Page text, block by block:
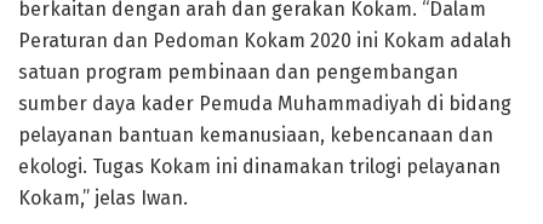
berkaitan dengan arah dan gerakan Kokam. “Dalam
Peraturan dan Pedoman Kokam 2020 ini Kokam adalah
satuan program pembinaan dan pengembangan
sumber daya kader Pemuda Muhammadiyah di bidang
pelayanan bantuan kemanusiaan, kebencanaan dan
ekologi. Tugas Kokam ini dinamakan trilogi pelayanan
Kokam,” jelas Iwan.